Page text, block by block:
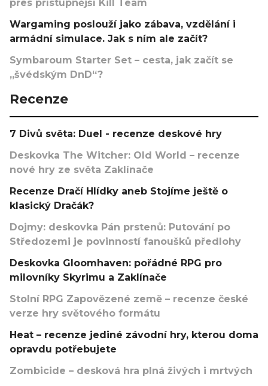
přes přístupnější Kill Team
Wargaming poslouží jako zábava, vzdělání i
armádní simulace. Jak s ním ale začít?
Symbaroum Starter Set – cesta, jak začít se
„švédským DnD“?
Recenze
7 Divů světa: Duel - recenze deskové hry
Deskovka The Witcher: Old World – recenze
nové hry ze světa Zaklínače
Recenze Dračí Hlídky aneb Stojíme ještě o
klasický Dračák?
Dojmy: deskovka Pán prstenů: Putování po
Středozemi je povinností fanoušků předlohy
Deskovka Gloomhaven: pořádné RPG pro
milovníky Skyrimu a Zaklínače
Stolní RPG Zapovězené země – recenze české
verze hry světového formátu
Heat – recenze jediné závodní hry, kterou doma
opravdu potřebujete
Zombicide – desková hra plná živých i mrtvých